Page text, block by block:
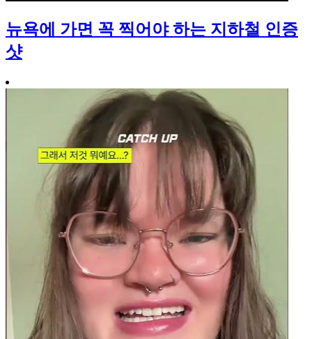
뉴욕에 가면 꼭 찍어야 하는 지하철 인증
샷